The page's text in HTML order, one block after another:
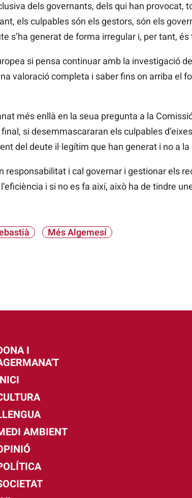
dels governants, dels qui han provocat,
els culpables són els gestors, són els
s’ha generat de forma irregular i, per tant, és
si pensa continuar amb la investigació
valoració completa i saber fins on arriba el
més enllà en la seua pregunta a la
si desemmascararan els culpables
del deute il·legítim que han generat i no a la
responsabilitat i cal governar i gestionar els
i si no es fa així, això ha de tindre
Més Algemesí
I
AMBIENT